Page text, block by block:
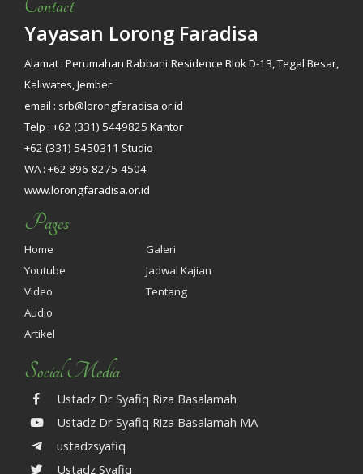
Contact
Yayasan Lorong Faradisa
Alamat : Perumahan Rabbani Residence Blok D-13, Tegal Besar,
Kaliwates, Jember
email : srb@lorongfaradisa.or.id
Telp : +62 (331) 5449825 Kantor
+62 (331) 5450311 Studio
WA : +62 896-8275-4504
www.lorongfaradisa.or.id
Pages
Home
Youtube
Video
Audio
Artikel
Galeri
Jadwal Kajian
Tentang
Social Media
Ustadz Dr Syafiq Riza Basalamah
Ustadz Dr Syafiq Riza Basalamah MA
ustadzsyafiq
Ustadz Syafiq